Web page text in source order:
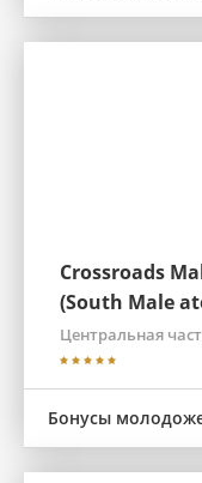
Crossroads
(South Male
Центральная
Бонусы